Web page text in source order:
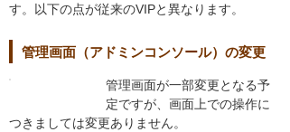
す。以下の点が従来のVIPと異なります。
管理画面（アドミンコンソール）の変更
管理画面が一部変更となる予
定ですが、画面上での操作に
つきましては変更ありません。